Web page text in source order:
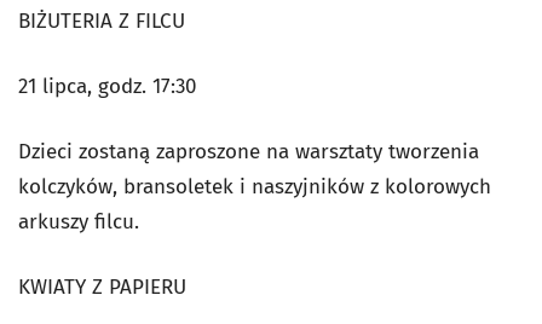
BIŻUTERIA Z FILCU
21 lipca, godz. 17:30
Dzieci zostaną zaproszone na warsztaty tworzenia
kolczyków, bransoletek i naszyjników z kolorowych
arkuszy filcu.
KWIATY Z PAPIERU